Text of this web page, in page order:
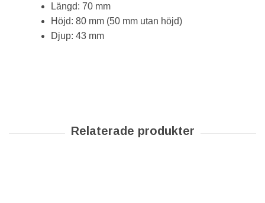
Längd: 70 mm
Höjd: 80 mm (50 mm utan höjd)
Djup: 43 mm